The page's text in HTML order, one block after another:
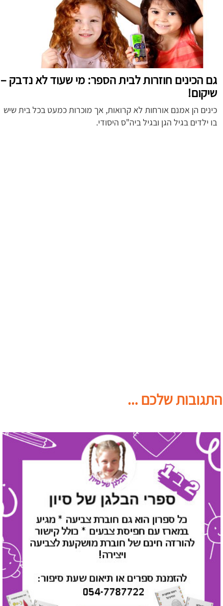
גם הכינים חוזרות לבית הספר: מי שעוד לא נדבק –
שיקום!
כינים הן אמנם אורחות לא קרואות, אך מוכרות כמעט בכל בית שיש
בו ילדים בגיל הגן ובגיל ביה"ס היסודי.
התגובות שלכם ...